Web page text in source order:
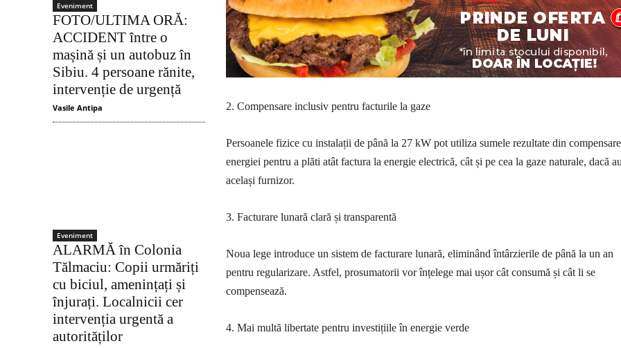
Eveniment
FOTO/ULTIMA ORĂ:
ACCIDENT între o
mașină și un autobuz în
Sibiu. 4 persoane rănite,
intervenție de urgență
Vasile Antipa
Eveniment
ALARMĂ în Colonia
Tălmaciu: Copii urmăriți
cu biciul, amenințați și
înjurați. Localnicii cer
intervenția urgentă a
autorităților
2. Compensare inclusiv pentru facturile la gaze
Persoanele fizice cu instalații de până la 27 kW pot utiliza sumele rezultate din
energiei pentru a plăti atât factura la energie electrică, cât și pe cea la gaze naturale, dacă
același furnizor.
3. Facturare lunară clară și transparentă
Noua lege introduce un sistem de facturare lunară, eliminând întârzierile de până la un an
pentru regularizare. Astfel, prosumatorii vor înțelege mai ușor cât consumă și cât li se
compensează.
4. Mai multă libertate pentru investițiile în energie verde